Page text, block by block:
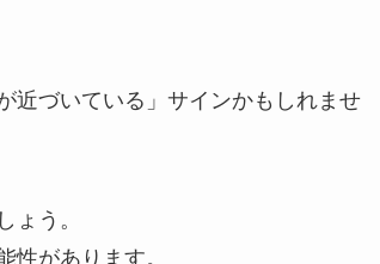
近づいている」サインかもしれませ
ょう。
性があります。